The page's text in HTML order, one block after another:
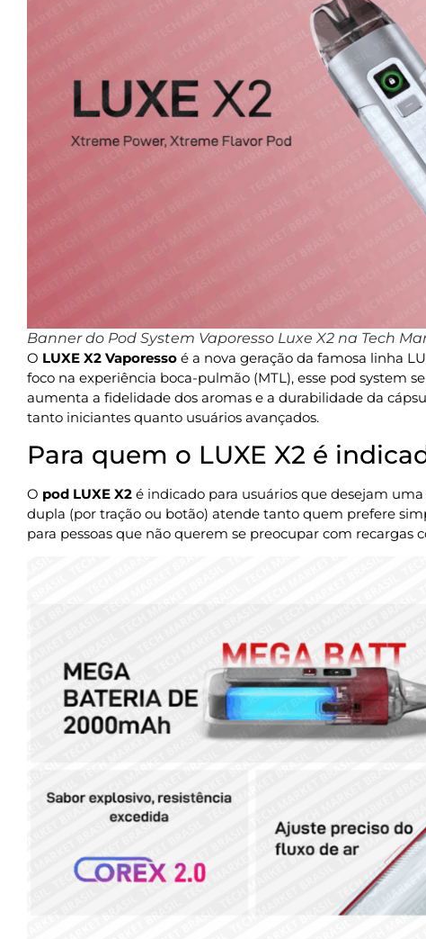
Banner do Pod System Vaporesso Luxe X2 na Tech
O LUXE X2 Vaporesso é a nova geração da famosa linha
foco na experiência boca-pulmão (MTL), esse pod system
aumenta a fidelidade dos aromas e a durabilidade da
tanto iniciantes quanto usuários avançados.
Para quem o LUXE X2 é
O pod LUXE X2 é indicado para usuários que desejam
dupla (por tração ou botão) atende tanto quem prefere
para pessoas que não querem se preocupar com recargas